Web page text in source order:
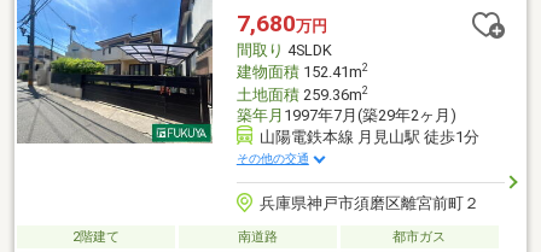
35S利用可お家探しは、『物件掲載数No.1』のトラストホームに
お任せください！ご相談はお気軽に♪ 0120-39-7710
7,680万円
間取り 4SLDK
建物面積152.41m2
土地面積259.36m2
築年月 1997年7月(築29年2ヶ月)
山陽電鉄本線 月見山駅 徒歩1分
その他の交通
兵庫県神戸市須磨区離宮前町２
2階建て 南道路
都市ガス